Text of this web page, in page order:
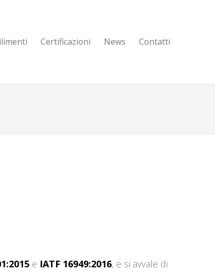
Certificazioni News Contatti
e IATF 16949:2016, e si avvale di